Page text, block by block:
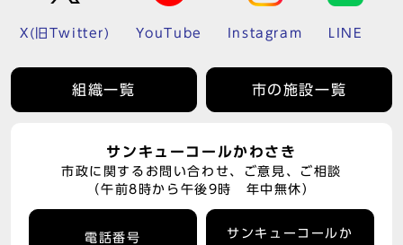
X(旧Twitter) YouTube Instagram LINE
組織一覧 市の施設一覧
サンキューコールかわさき
市政に関するお問い合わせ、ご意見、ご相談
（午前8時から午後9時 年中無休）
電話番号
サンキューコールか